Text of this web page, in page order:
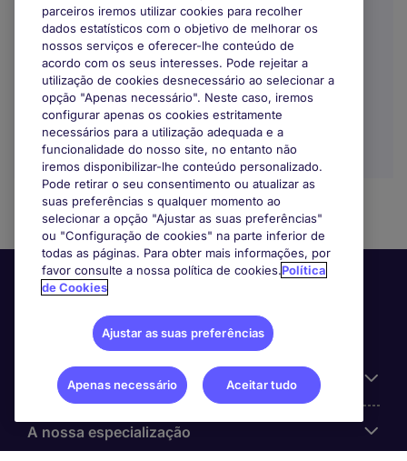
Porto
Indefinido
Informação Útil
A nossa especialização
parceiros iremos utilizar cookies para recolher
dados estatísticos com o objetivo de melhorar os
nossos serviços e oferecer-lhe conteúdo de
acordo com os seus interesses. Pode rejeitar a
utilização de cookies desnecessário ao selecionar a
opção "Apenas necessário". Neste caso, iremos
configurar apenas os cookies estritamente
necessários para a utilização adequada e a
funcionalidade do nosso site, no entanto não
iremos disponibilizar-lhe conteúdo personalizado.
Pode retirar o seu consentimento ou atualizar as
suas preferências s qualquer momento ao
selecionar a opção "Ajustar as suas preferências"
ou "Configuração de cookies" na parte inferior de
todas as páginas. Para obter mais informações, por
favor consulte a nossa política de cookies.Política
de Cookies
Ajustar as suas preferências
Apenas necessário Aceitar tudo